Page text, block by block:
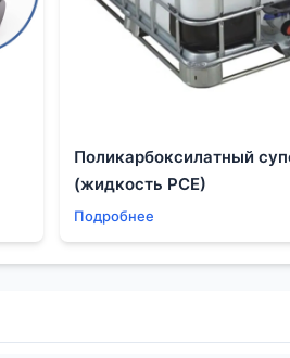
Поликарбоксилатный
(жидкость PCE)
Подробнее